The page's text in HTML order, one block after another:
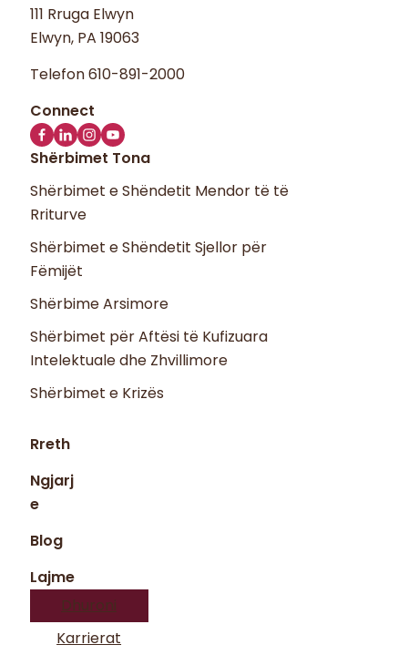
111 Rruga Elwyn
Elwyn, PA 19063
Telefon610-891-2000
Shërbimet Tona
Shërbimet e Shëndetit Mendor të të
Rriturve
Shërbimet e Shëndetit Sjellor për
Fëmijët
Shërbime Arsimore
Shërbimet për Aftësi të Kufizuara
Intelektuale dhe Zhvillimore
Shërbimet e Krizës
Rreth
Ngjarj
e
Blog
Lajme
Dhuroni
Karrierat